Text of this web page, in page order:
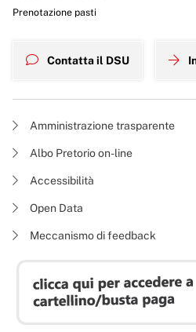
Prenotazione pasti
Contatta il DSU
Amministrazione trasparente
Albo Pretorio on-line
Accessibilità
Open Data
Meccanismo di feedback